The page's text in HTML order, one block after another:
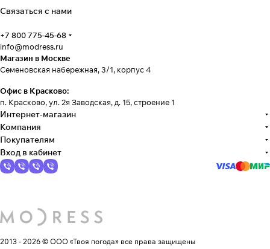
Связаться с нами
+7 800 775-45-68
info@modress.ru
Магазин в Москве
Семеновская набережная, 3/1, корпус 4
Офис в Красково:
п. Красково, ул. 2я Заводская, д. 15, строение 1
Интернет-магазин
Компания
Покупателям
Вход в кабинет
2013 - 2026 © ООО «Твоя погода» все права защищены